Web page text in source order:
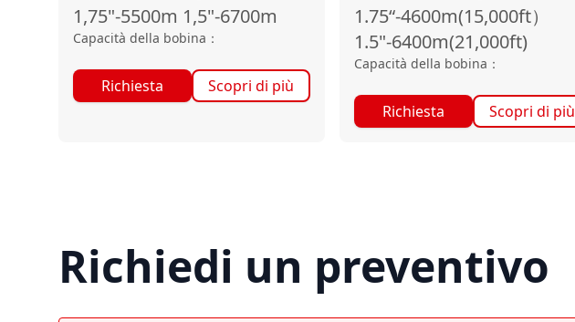
1,75"-5500m 1,5"-6700m
Capacità della bobina ：
Richiesta Scopri di più
1.75“-4600m(15,000ft）
1.5"-6400m(21,000ft)
Capacità della bobina ：
Richiesta Scopri di più
Richiedi un preventivo